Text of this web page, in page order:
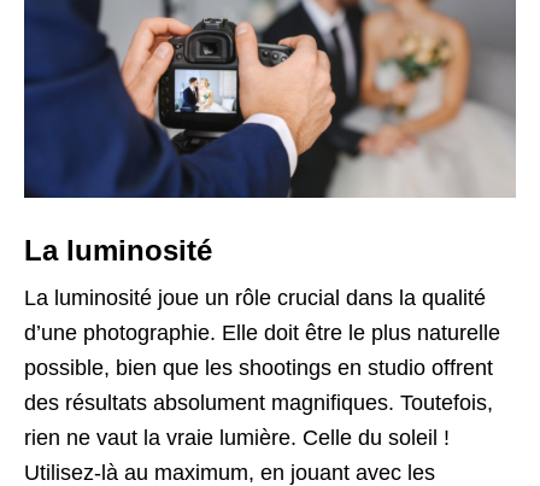
La luminosité
La luminosité joue un rôle crucial dans la qualité
d’une photographie. Elle doit être le plus naturelle
possible, bien que les shootings en studio offrent
des résultats absolument magnifiques. Toutefois,
rien ne vaut la vraie lumière. Celle du soleil !
Utilisez-là au maximum, en jouant avec les